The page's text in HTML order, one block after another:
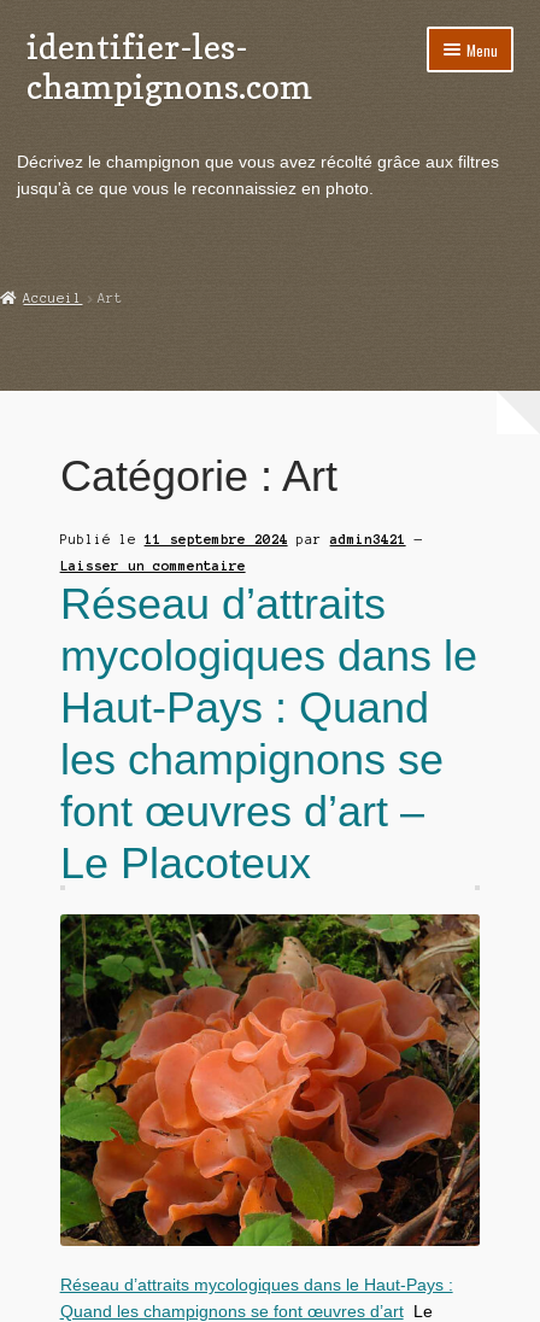
Aller
à
la
Aller
au
contenu
identifier-les-
champignons.com
Menu
le
Actualités
Cueillette
Médecine et santé
Culture et industrie
Histoire
Non classé (veille du robot)
Poussées en temps réel
Echanges et contacts
enfant
Mycologie
le
menu
enfant
Décrivez le champignon que vous avez récolté grâce aux filtres
jusqu'à ce que vous le reconnaissiez en photo.
Accueil Art
Catégorie : Art
Publié le 11 septembre 2024 paradmin3421
—
Laisser un commentaire
Réseau d’attraits
mycologiques dans le
Haut-Pays : Quand
les champignons se
font œuvres d’art –
Le Placoteux
Réseau d’attraits mycologiques dans le Haut-Pays :
Quand les champignons se font œuvres d’artLe